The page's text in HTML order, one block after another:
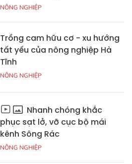
NÔNG NGHIỆP
Trồng cam hữu cơ - xu hướng
tất yếu của nông nghiệp Hà
Tĩnh
NÔNG NGHIỆP
Nhanh chóng khắc
phục sạt lở, vỡ cục bộ mái
kênh Sông Rác
NÔNG NGHIỆP